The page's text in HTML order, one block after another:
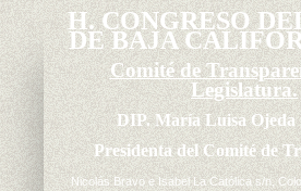
H. CONGRESO
DE BAJA
Comité de
Legislatura.
DIP. María Luisa Ojeda
Presidenta del Comité de
Nicolás Bravo e Isabel La Católica s/n,